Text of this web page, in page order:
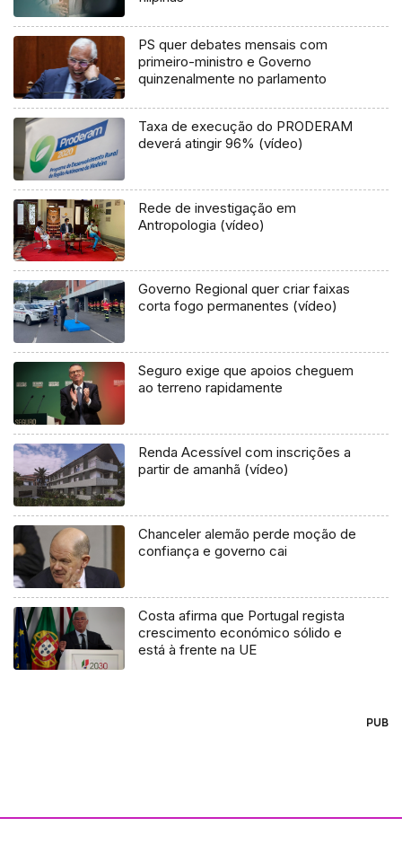
PS quer debates mensais com
primeiro-ministro e Governo
quinzenalmente no parlamento
Taxa de execução do PRODERAM
deverá atingir 96% (vídeo)
Rede de investigação em
Antropologia (vídeo)
Governo Regional quer criar faixas
corta fogo permanentes (vídeo)
Seguro exige que apoios cheguem
ao terreno rapidamente
Renda Acessível com inscrições a
partir de amanhã (vídeo)
Chanceler alemão perde moção de
confiança e governo cai
Costa afirma que Portugal regista
crescimento económico sólido e
está à frente na UE
PUB